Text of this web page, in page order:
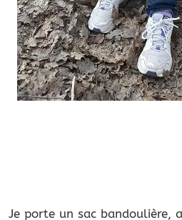
Je porte un sac bandoulière,